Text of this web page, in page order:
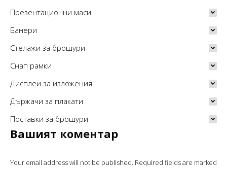
Презентационни маси
Банери
Стелажи за брошури
Снап рамки
Дисплеи за изложения
Държачи за плакати
Поставки за брошури
Вашият коментар
Your email address will not be published. Required fields are marked